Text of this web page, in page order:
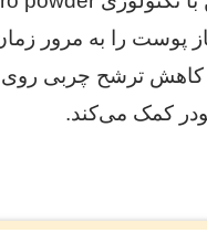
پوست را به مرور
کاهش ترشح چربی
کمک می‌کند.